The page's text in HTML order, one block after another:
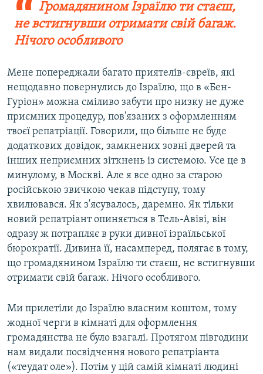
Громадянином Ізраїлю ти стаєш,
не встигнувши отримати свій багаж.
Нічого особливого
Мене попереджали багато приятелів-євреїв, які
нещодавно повернулись до Ізраїлю, що в «Бен-
Гуріон» можна сміливо забути про низку не дуже
приємних процедур, пов'язаних з оформленням
твоєї репатріації. Говорили, що більше не буде
додаткових довідок, замкнених зовні дверей та
інших неприємних зіткнень із системою. Усе це в
минулому, в Москві. Але я все одно за старою
російською звичкою чекав підступу, тому
хвилювався. Як з'ясувалось, даремно. Як тільки
новий репатріант опиняється в Тель-Авіві, він
одразу ж потрапляє в руки дивної ізраїльської
бюрократії. Дивина її, насамперед, полягає в тому,
що громадянином Ізраїлю ти стаєш, не встигнувши
отримати свій багаж. Нічого особливого.
Ми прилетіли до Ізраїлю власним коштом, тому
жодної черги в кімнаті для оформлення
громадянства не було взагалі. Протягом півгодини
нам видали посвідчення нового репатріанта
(«теудат оле»). Потім у цій самій кімнаті людині